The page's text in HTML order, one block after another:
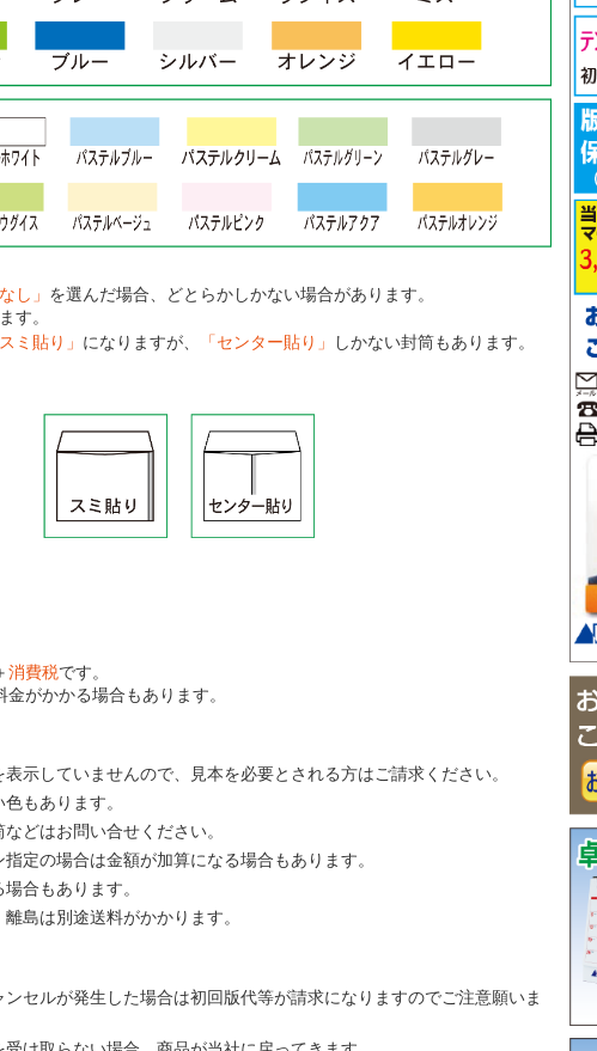
し」 を選んだ場合、どとらかしかない場合があります。
す。
スミ貼り」 になりますが、 「センター貼り」
しかない封筒もあります。
消費税です。
がかかる場合もあります。
示していませんので、見本を必要とされる方はご請求ください。
もあります。
どはお問い合せください。
定の場合は金額が加算になる場合もあります。
合もあります。
島は別途送料がかかります。
セルが発生した場合は初回版代等が請求になりますのでご注意願いま